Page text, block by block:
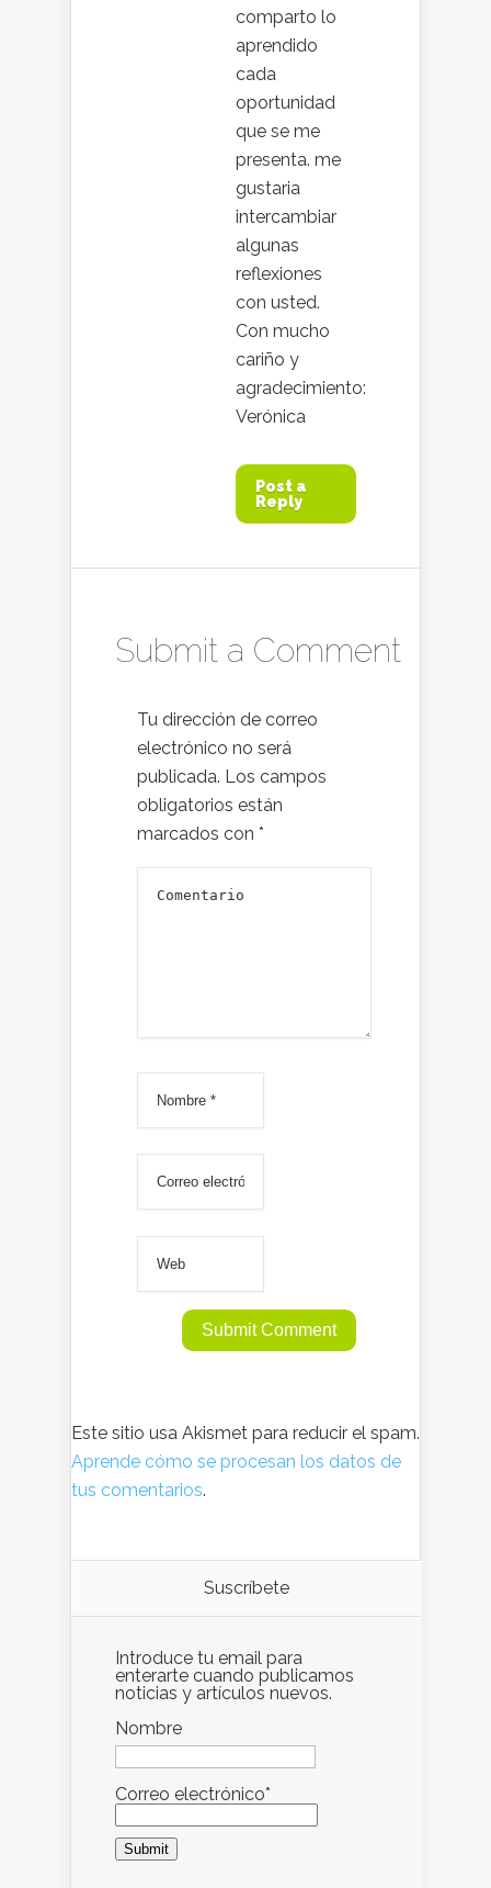
comparto lo
aprendido
cada
oportunidad
que se me
presenta. me
gustaria
intercambiar
algunas
reflexiones
con usted.
Con mucho
cariño y
agradecimiento:
Verónica
Post a
Reply
Submit a Comment
Tu dirección de correo
electrónico no será
publicada. Los campos
obligatorios están
marcados con *
Este sitio usa Akismet para reducir el spam.
Aprende cómo se procesan los datos de
tus comentarios.
Suscríbete
Introduce tu email para
enterarte cuando publicamos
noticias y artículos nuevos.
Nombre
Correo electrónico*